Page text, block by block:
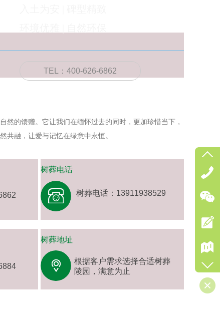
TEL：400-626-6862
树葬电话
树葬电话：13911938529
树葬地址
根据客户需求选择合适树葬
陵园，满意为止
然的馈赠。它让我们在缅怀过去的同时，更加珍惜当下，
共融，让爱与记忆在绿意中永恒。